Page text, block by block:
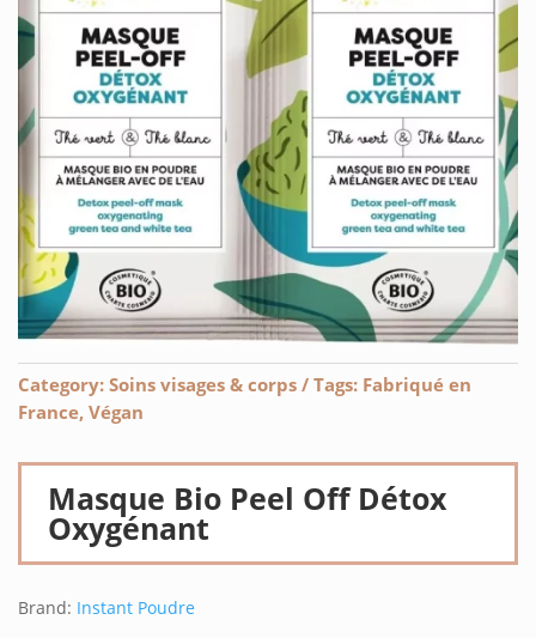
Category: Soins visages & corps Tags: Fabriqué en
France, Végan
Masque Bio Peel Off Détox
Oxygénant
Brand: Instant Poudre